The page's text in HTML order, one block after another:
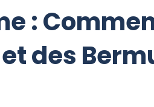
:
des